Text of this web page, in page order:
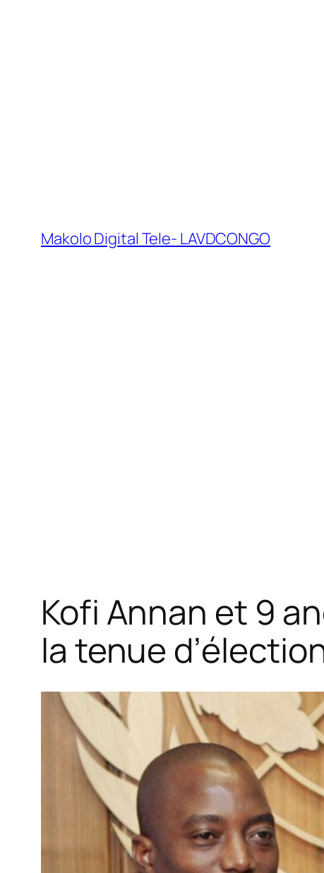
Makolo Digital Tele- LAVDCONGO
Kofi Annan et 9
la tenue